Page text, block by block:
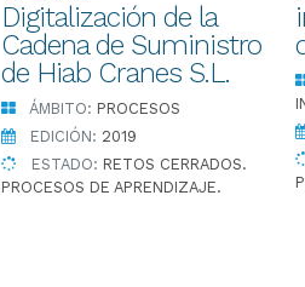
Digitalización de la
Cadena de Suministro
de Hiab Cranes S.L.
ÁMBITO: PROCESOS
EDICIÓN: 2019
ESTADO: RETOS CERRADOS.
PROCESOS DE APRENDIZAJE.